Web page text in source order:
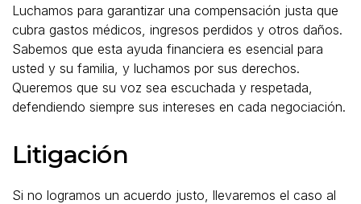
Luchamos para garantizar una compensación justa que
cubra gastos médicos, ingresos perdidos y otros daños.
Sabemos que esta ayuda financiera es esencial para
usted y su familia, y luchamos por sus derechos.
Queremos que su voz sea escuchada y respetada,
defendiendo siempre sus intereses en cada negociación.
Litigación
Si no logramos un acuerdo justo, llevaremos el caso al